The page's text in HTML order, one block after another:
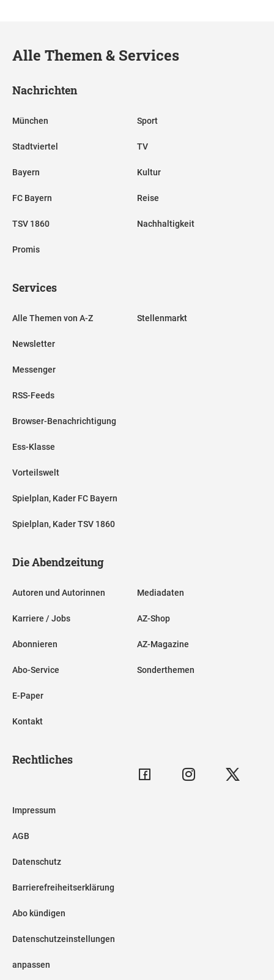
Alle Themen & Services
Nachrichten
München
Stadtviertel
Bayern
FC Bayern
TSV 1860
Promis
Sport
TV
Kultur
Reise
Nachhaltigkeit
Services
Alle Themen von A-Z
Newsletter
Messenger
RSS-Feeds
Browser-Benachrichtigung
Ess-Klasse
Vorteilswelt
Spielplan, Kader FC Bayern
Spielplan, Kader TSV 1860
Stellenmarkt
Die Abendzeitung
Autoren und Autorinnen
Karriere / Jobs
Abonnieren
Abo-Service
E-Paper
Kontakt
Mediadaten
AZ-Shop
AZ-Magazine
Sonderthemen
Rechtliches
Impressum
AGB
Datenschutz
Barrierefreiheitserklärung
Abo kündigen
Datenschutzeinstellungen
anpassen